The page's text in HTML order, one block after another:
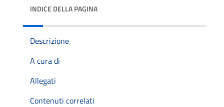
INDICE DELLA PAGINA
Descrizione
A cura di
Allegati
Contenuti correlati